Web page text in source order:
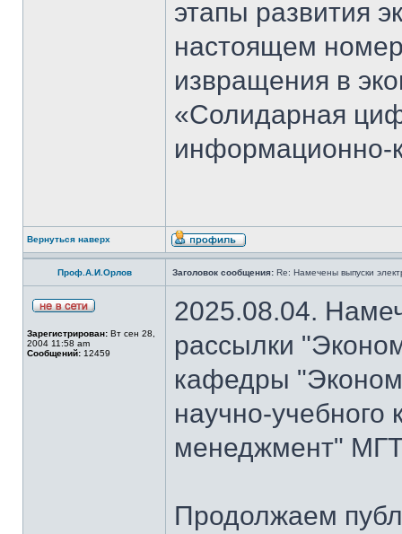
этапы развития
настоящем
извращения в
«Солидарная
информационно-
Вернуться наверх
Проф.А.И.Орлов Заголовок сообщения: Re: Намечены выпуски
Зарегистрирован: Вт сен 28,
2004 11:58 am
Сообщений: 12459
2025.08.04.
рассылки
кафедры
научно-
менеджмент"
Продолжаем